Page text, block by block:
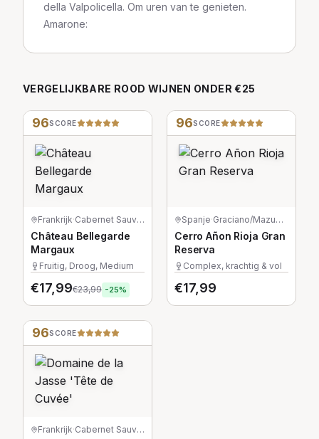
della Valpolicella. Om uren van te genieten.
Amarone:
VERGELIJKBARE ROOD WIJNEN ONDER €25
96SCORE
Frankrijk· Cabernet Sauvignon/Merlot/Petit Verdot
Château Bellegarde
Margaux
Fruitig, Droog, Medium
€17,99€23,99 -25%
96SCORE
Spanje· Graciano/Mazuelo/Tempranillo
Cerro Añon Rioja Gran
Reserva
Complex, krachtig & vol
€17,99
96SCORE
Frankrijk· Cabernet Sauvignon